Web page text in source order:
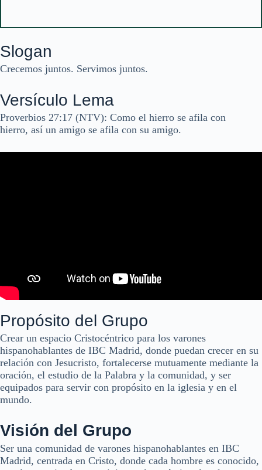
Slogan
Crecemos juntos. Servimos juntos.
Versículo Lema
Proverbios 27:17 (NTV): Como el hierro se afila con
hierro, así un amigo se afila con su amigo.
Propósito del Grupo
Crear un espacio Cristocéntrico para los varones
hispanohablantes de IBC Madrid, donde puedan crecer en su
relación con Jesucristo, fortalecerse mutuamente mediante la
oración, el estudio de la Palabra y la comunidad, y ser
equipados para servir con propósito en la iglesia y en el
mundo.
Visión del Grupo
Ser una comunidad de varones hispanohablantes en IBC
Madrid, centrada en Cristo, donde cada hombre es conocido,